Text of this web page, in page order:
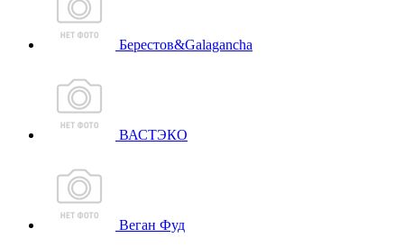
Берестов&Galagancha
ВАСТЭКО
Веган Фуд